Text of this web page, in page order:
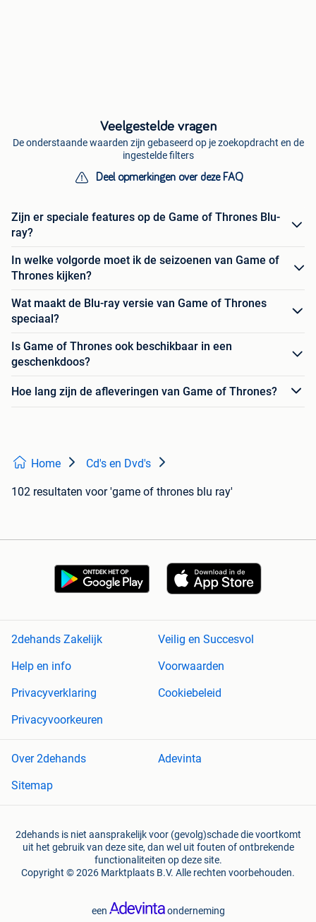
Veelgestelde vragen
De onderstaande waarden zijn gebaseerd op je zoekopdracht en de
ingestelde filters
Deel opmerkingen over deze FAQ
Zijn er speciale features op de Game of Thrones Blu-
ray?
In welke volgorde moet ik de seizoenen van Game of
Thrones kijken?
Wat maakt de Blu-ray versie van Game of Thrones
speciaal?
Is Game of Thrones ook beschikbaar in een
geschenkdoos?
Hoe lang zijn de afleveringen van Game of Thrones?
Home Cd's en Dvd's
102 resultaten voor 'game of thrones blu ray'
2dehands Zakelijk
Veilig en Succesvol
Help en info
Voorwaarden
Privacyverklaring
Cookiebeleid
Privacyvoorkeuren
Over 2dehands
Adevinta
Sitemap
2dehands is niet aansprakelijk voor (gevolg)schade die voortkomt
uit het gebruik van deze site, dan wel uit fouten of ontbrekende
functionaliteiten op deze site.
Copyright © 2026 Marktplaats B.V. Alle rechten voorbehouden.
een onderneming